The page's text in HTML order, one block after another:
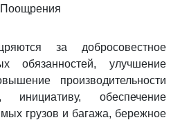
Поощрения
за добросовестное
обязанностей, улучшение
производительности
инициативу, обеспечение
грузов и багажа, бережное